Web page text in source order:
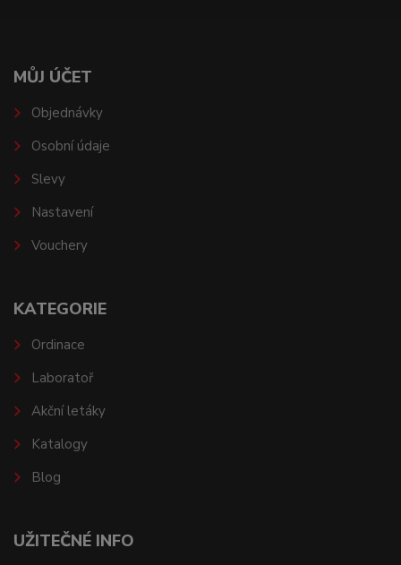
MŮJ ÚČET
Objednávky
Osobní údaje
Slevy
Nastavení
Vouchery
KATEGORIE
Ordinace
Laboratoř
Akční letáky
Katalogy
Blog
UŽITEČNÉ INFO